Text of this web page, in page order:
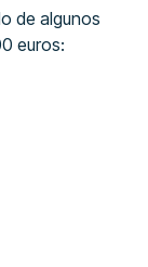
de algunos
euros: